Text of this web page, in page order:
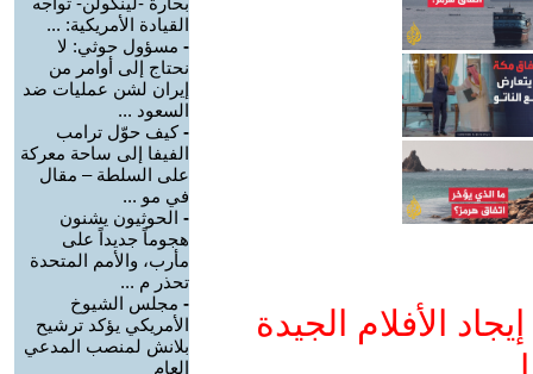
الأفلام الجيدة
القيادة الأمريكية: ...
- مسؤول حوثي: لا
نحتاج إلى أوامر من
إيران لشن عمليات ضد
السعود ...
-كيف حوّل ترامب
الفيفا إلى ساحة معركة
على السلطة – مقال
في مو ...
- الحوثيون يشنون
هجوماً جديداً على
مأرب، والأمم المتحدة
تحذر م ...
- مجلس الشيوخ
الأمريكي يؤكد ترشيح
بلانش لمنصب المدعي
العام